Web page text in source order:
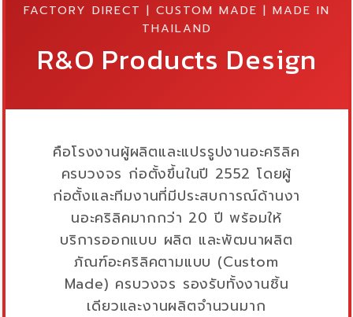
FACTORY DIRECT | CUSTOM MADE | MADE IN
THAILAND
R&O Products Design
คือโรงงานผู้ผลิตและแปรรูปงานอะคริลิค
ครบวงจร ก่อตั้งขึ้นในปี 2552 โดยผู้
ก่อตั้งและทีมงานที่มีประสบการณ์ด้านงา
นอะคริลิคมากกว่า 20 ปี พร้อมให้
บริการออกแบบ ผลิต และพัฒนาผลิต
ภัณฑ์อะคริลิคตามแบบ (Custom
Made) ครบวงจร รองรับทั้งงานชิ้น
เดียวและงานผลิตจำนวนมาก